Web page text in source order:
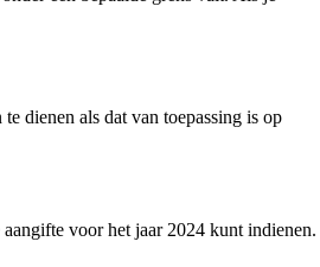
dienen als dat van toepassing is op
voor het jaar 2024 kunt indienen.